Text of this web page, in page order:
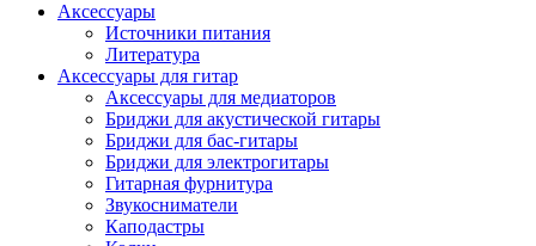
Аксессуары
Источники питания
Литература
Аксессуары для гитар
Аксессуары для медиаторов
Бриджи для акустической гитары
Бриджи для бас-гитары
Бриджи для электрогитары
Гитарная фурнитура
Звукосниматели
Каподастры